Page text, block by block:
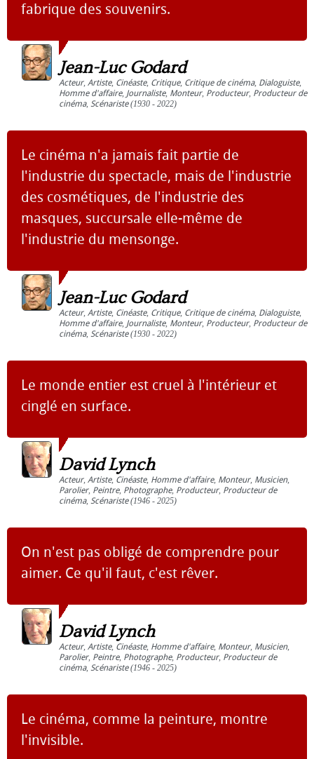
fabrique des souvenirs.
Jean-Luc Godard
Acteur, Artiste, Cinéaste, Critique, Critique de cinéma, Dialoguiste,
Homme d'affaire, Journaliste, Monteur, Producteur, Producteur de
cinéma, Scénariste(1930 - 2022)
Le cinéma n'a jamais fait partie de
l'industrie du spectacle, mais de l'industrie
des cosmétiques, de l'industrie des
masques, succursale elle-même de
l'industrie du mensonge.
Jean-Luc Godard
Acteur, Artiste, Cinéaste, Critique, Critique de cinéma, Dialoguiste,
Homme d'affaire, Journaliste, Monteur, Producteur, Producteur de
cinéma, Scénariste(1930 - 2022)
Le monde entier est cruel à l'intérieur et
cinglé en surface.
David Lynch
Acteur, Artiste, Cinéaste, Homme d'affaire, Monteur, Musicien,
Parolier, Peintre, Photographe, Producteur, Producteur de
cinéma, Scénariste(1946 - 2025)
On n'est pas obligé de comprendre pour
aimer. Ce qu'il faut, c'est rêver.
David Lynch
Acteur, Artiste, Cinéaste, Homme d'affaire, Monteur, Musicien,
Parolier, Peintre, Photographe, Producteur, Producteur de
cinéma, Scénariste(1946 - 2025)
Le cinéma, comme la peinture, montre
l'invisible.